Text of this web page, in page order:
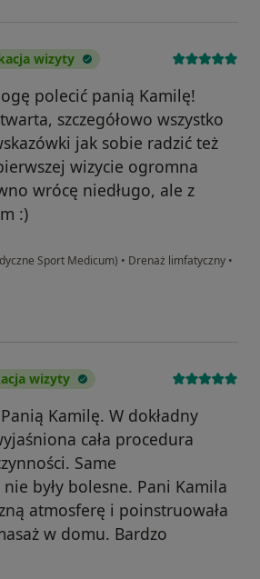
wizyty
polecić panią Kamilę!
szczegółowo wszystko
jak sobie radzić też
wizycie ogromna
wrócę niedługo, ale z
:)
Sport Medicum) • Drenaż limfatyczny •
wizyty
Kamilę. W dokładny
cała procedura
Same
były bolesne. Pani Kamila
atmosferę i poinstruowała
w domu. Bardzo